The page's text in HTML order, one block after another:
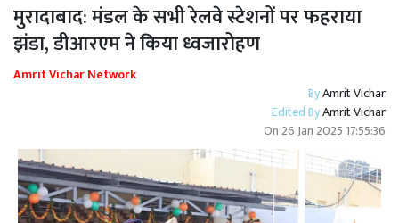
मुरादाबाद: मंडल के सभी रेलवे स्टेशनों पर फहराया
झंडा, डीआरएम ने किया ध्वजारोहण
Amrit Vichar Network
ByAmrit Vichar
Edited ByAmrit Vichar
On 26 Jan 2025 17:55:36